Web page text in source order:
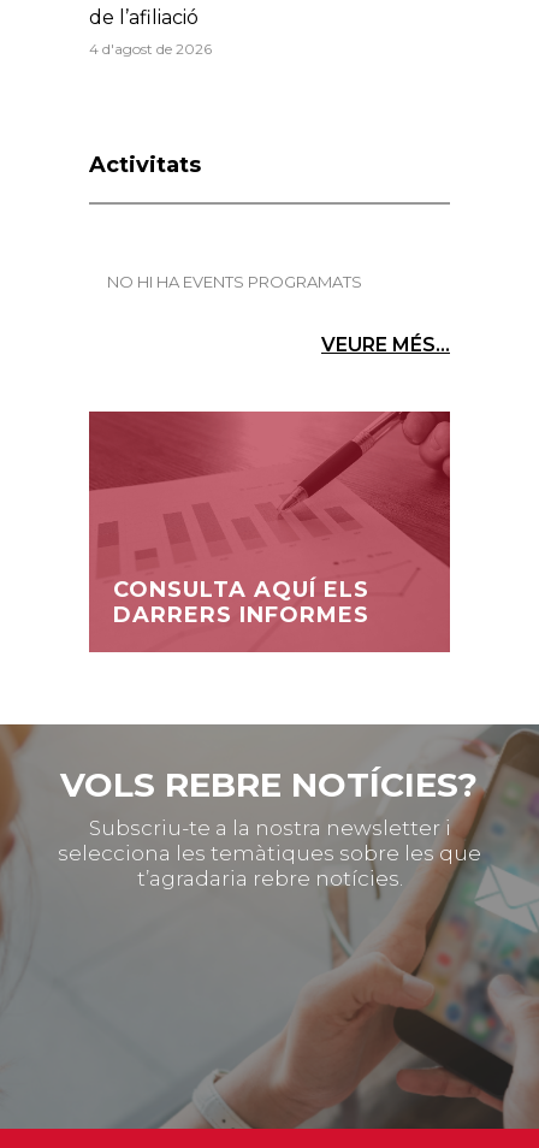
de l’afiliació
4 d'agost de 2026
Activitats
NO HI HA EVENTS PROGRAMATS
VEURE MÉS...
CONSULTA AQUÍ ELS
DARRERS INFORMES
VOLS REBRE NOTÍCIES?
Subscriu-te a la nostra newsletter i
selecciona les temàtiques sobre les que
t’agradaria rebre notícies.